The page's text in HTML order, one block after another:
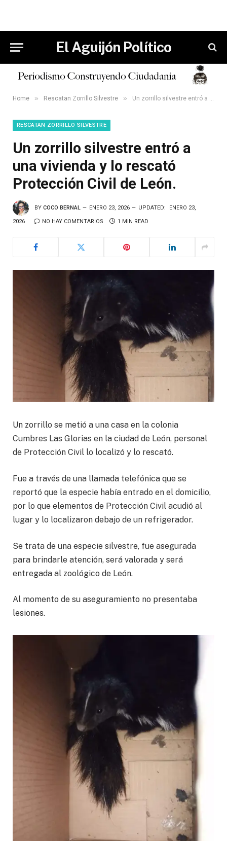
El Aguijón Político
Home » Rescatan Zorrillo Silvestre » Un zorrillo silvestre entró a una vivienda y lo rescató Protección Civil de León.
RESCATAN ZORRILLO SILVESTRE
Un zorrillo silvestre entró a
una vivienda y lo rescató
Protección Civil de León.
BY COCO BERNAL ENERO 23, 2026 UPDATED: ENERO 23,
2026 NO HAY COMENTARIOS 1 MIN READ
Un zorrillo se metió a una casa en la colonia
Cumbres Las Glorias en la ciudad de León, personal
de Protección Civil lo localizó y lo rescató.
Fue a través de una llamada telefónica que se
reportó que la especie había entrado en el domicilio,
por lo que elementos de Protección Civil acudió al
lugar y lo localizaron debajo de un refrigerador.
Se trata de una especie silvestre, fue asegurada
para brindarle atención, será valorada y será
entregada al zoológico de León.
Al momento de su aseguramiento no presentaba
lesiones.